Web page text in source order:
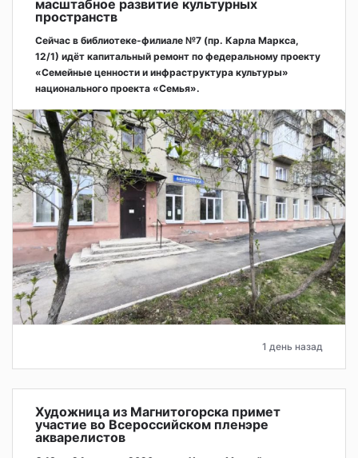
масштабное развитие культурных
пространств
Сейчас в библиотеке-филиале №7 (пр. Карла Маркса,
12/1) идёт капитальный ремонт по федеральному проекту
«Семейные ценности и инфраструктура культуры»
национального проекта «Семья».
1 день назад
Художница из Магнитогорска примет
участие во Всероссийском пленэре
акварелистов